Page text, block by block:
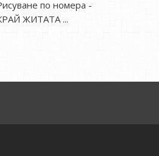
по номера -
ЖИТАТА ...